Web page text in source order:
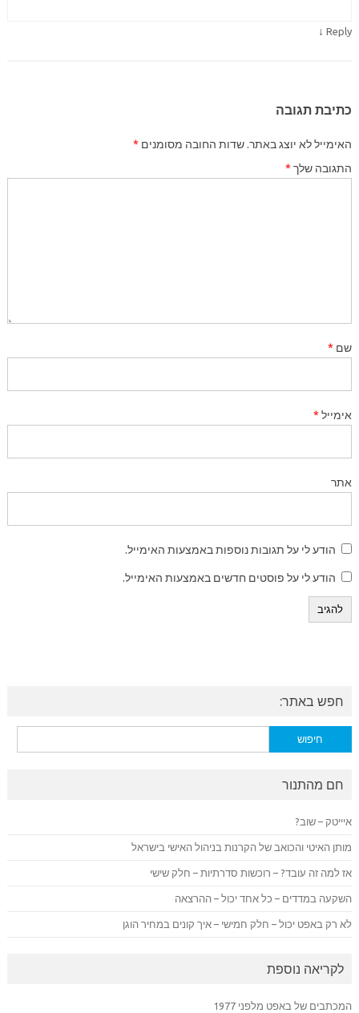
Reply
↓
כתיבת תגובה
האימייל לא יוצג באתר.שדות החובה מסומנים*
התגובה שלך*
שם*
אימייל*
אתר
הודע לי על תגובות נוספות באמצעות האימייל.
הודע לי על פוסטים חדשים באמצעות האימייל.
חפש באתר:
חם מהתנור
איייטק – שוב?
מותן האיטי והכואב של הקרנות בניהול האישי בישראל
אז למה זה עובד? – רוכשות סדרתיות – חלק שישי
השקעה במדדים – כל אחד יכול – ההרצאה
לא רק באפט יכול – חלק חמישי – איך קונים במחיר הוגן
לקריאה נוספת
המכתבים של באפט מלפני 1977